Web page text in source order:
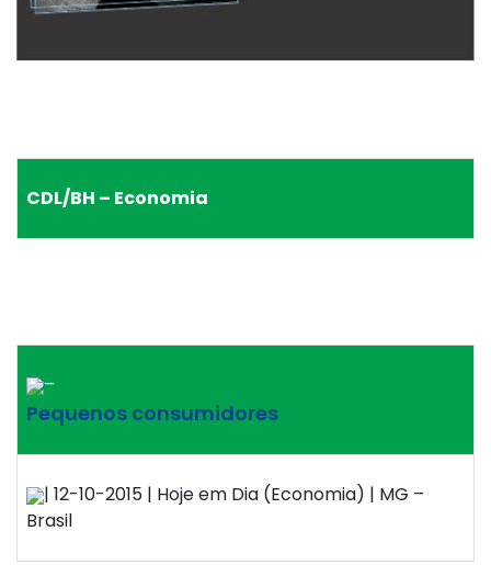
CDL/BH – Economia
–
Pequenos consumidores
| 12-10-2015 | Hoje em Dia (Economia) | MG –
Brasil